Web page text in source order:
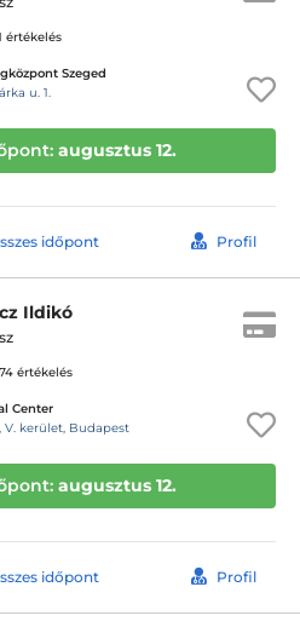
értékelés
Szeged
u. 1.
augusztus 12.
időpont Profil
Ildikó
74 értékelés
Center
V. kerület, Budapest
augusztus 12.
időpont Profil